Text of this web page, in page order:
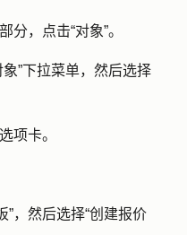
分，点击“对象”。
象”下拉菜单，然后选择
项卡。
”，然后选择“创建报价